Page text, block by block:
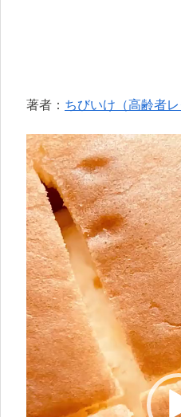
著者： ちびいけ（高齢者
動
画
プ
レ
ー
ヤ
ー